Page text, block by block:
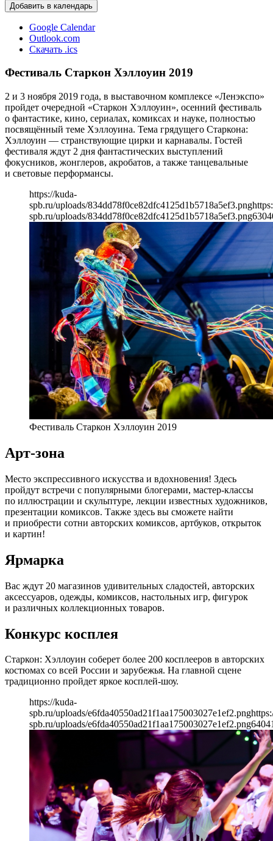
Добавить в календарь
Google Calendar
Outlook.com
Скачать .ics
Фестиваль Старкон Хэллоуин 2019
2 и 3 ноября 2019 года, в выставочном комплексе «Ленэкспо»
пройдет очередной «Старкон Хэллоуин», осенний фестиваль
о фантастике, кино, сериалах, комиксах и науке, полностью
посвящённый теме Хэллоуина. Тема грядущего Старкона:
Хэллоуин — странствующие цирки и карнавалы. Гостей
фестиваля ждут 2 дня фантастических выступлений
фокусников, жонглеров, акробатов, а также танцевальные
и световые перформансы.
https://kuda-
spb.ru/uploads/834dd78f0ce82dfc4125d1b5718a5ef3.png
spb.ru/uploads/834dd78f0ce82dfc4125d1b5718a5ef3.png630
Фестиваль Старкон Хэллоуин 2019
Арт-зона
Место экспрессивного искусства и вдохновения! Здесь
пройдут встречи с популярными блогерами, мастер-классы
по иллюстрации и скульптуре, лекции известных художников,
презентации комиксов. Также здесь вы сможете найти
и приобрести сотни авторских комиксов, артбуков, открыток
и картин!
Ярмарка
Вас ждут 20 магазинов удивительных сладостей, авторских
аксессуаров, одежды, комиксов, настольных игр, фигурок
и различных коллекционных товаров.
Конкурс косплея
Старкон: Хэллоуин соберет более 200 косплееров в авторских
костюмах со всей России и зарубежья. На главной сцене
традиционно пройдет яркое косплей-шоу.
https://kuda-
spb.ru/uploads/e6fda40550ad21f1aa175003027e1ef2.png
spb.ru/uploads/e6fda40550ad21f1aa175003027e1ef2.png640